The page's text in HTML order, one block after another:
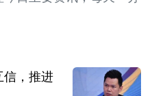
信，推进